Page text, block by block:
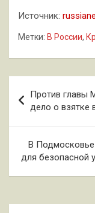
Источник:
Метки: В России,
по
записям
Против главы
дело о взятке
В
для безопасной